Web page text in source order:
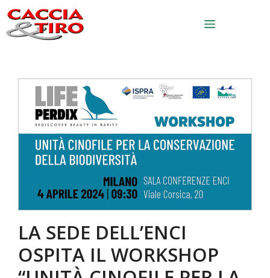
Vai al contenuto
Menu
LA SEDE DELL’ENCI
OSPITA IL WORKSHOP